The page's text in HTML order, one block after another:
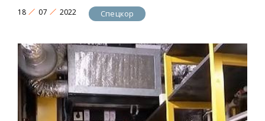
18 07 2022 Спецкор